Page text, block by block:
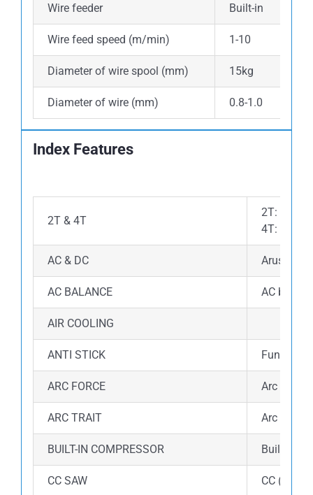
Wire feeder Built-in
Wire feed speed (m/min) 1-10
Diameter of wire spool (mm) 15kg
Diameter of wire (mm) 0.8-1.0
Index Features
2T & 4T
2T:
4T:
AC & DC Arus AC:
AC BALANCE AC
AIR COOLING
ANTI STICK Fungsi
ARC FORCE Arc force
ARC TRAIT Arc Trait
BUILT-IN COMPRESSOR Built-in
CC SAW CC